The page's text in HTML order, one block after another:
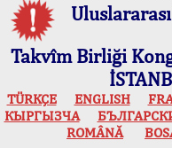
Takvîm Birliği
TÜRKÇE ENGLISH
КЫPГЫЗЧA
ROMÂNĂ